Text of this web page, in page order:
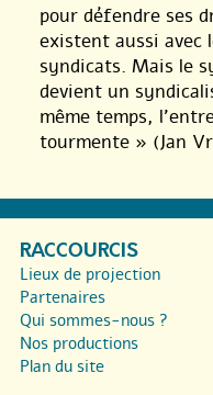
pour défendre ses
existent aussi avec
syndicats. Mais le
devient un
même temps,
tourmente » (Jan
RACCOURCIS
Lieux de projection
Partenaires
Qui sommes-nous ?
Nos productions
Plan du site